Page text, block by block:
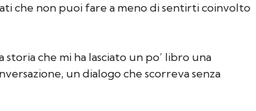
che non puoi fare a meno di sentirti coinvolto
che mi ha lasciato un po’ libro una
un dialogo che scorreva senza